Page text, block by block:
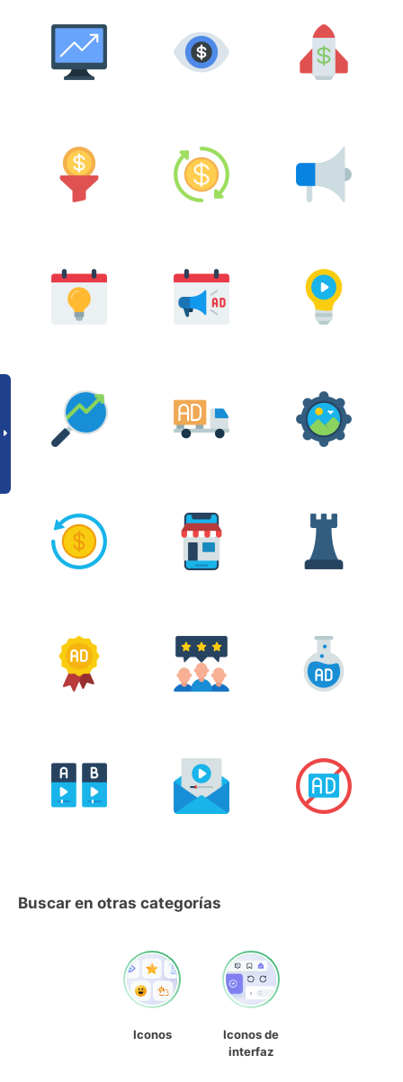
Buscar en otras categorías
Iconos
Iconos de
interfaz